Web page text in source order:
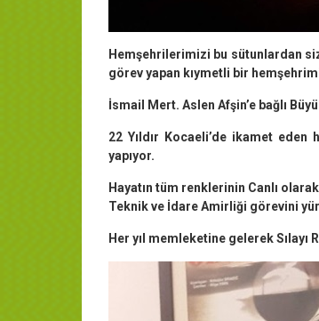
Hemşehrilerimizi bu sütunlardan
görev yapan kıymetli bir
İsmail Mert. Aslen Afşin’e bağlı
22 Yıldır Kocaeli’de ikamet
yapıyor.
Hayatın tüm renklerinin Canlı
Teknik ve İdare Amirliği görevini
Her yıl memleketine gelerek